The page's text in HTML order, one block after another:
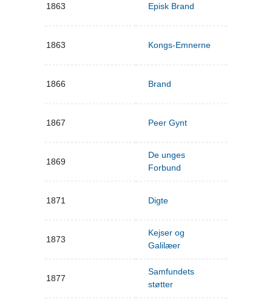
1863 Episk Brand
1863 Kongs-Emnerne
1866 Brand
1867 Peer Gynt
1869
De unges
Forbund
1871 Digte
1873
Kejser og
Galilæer
1877
Samfundets
støtter